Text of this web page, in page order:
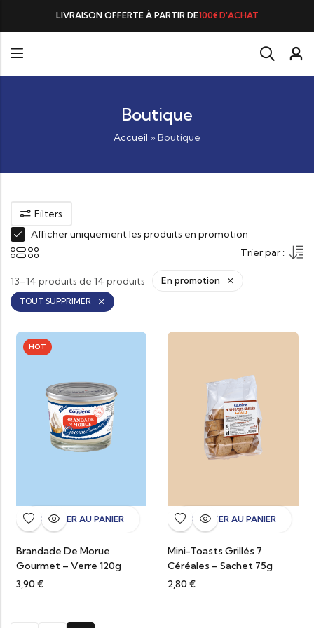
LIVRAISON OFFERTE À PARTIR DE100€ D'ACHAT
Boutique
Accueil » Boutique
Filters
Afficher uniquement les produits en promotion
Trier par :
13–14 produits de 14 produits En promotion
TOUT SUPPRIMER
HOT
AJOUTER AU PANIER
Brandade De Morue
Gourmet – Verre 120g
3,90 €
AJOUTER AU PANIER
Mini-Toasts Grillés 7
Céréales – Sachet 75g
2,80 €